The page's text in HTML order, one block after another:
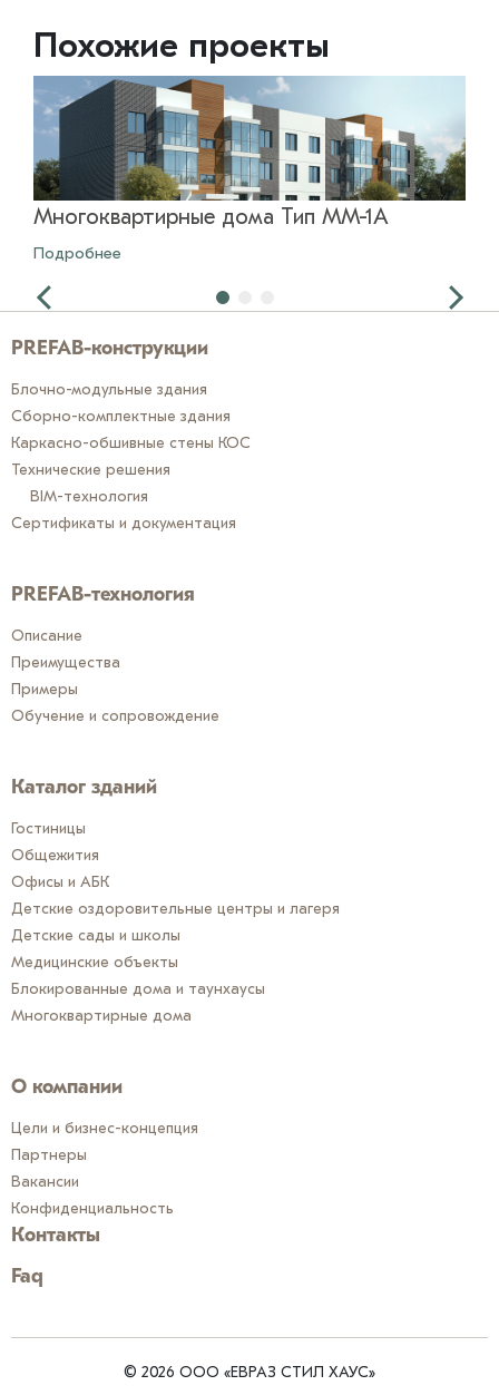
Похожие проекты
Многоквартирные дома Тип MM-1A
Подробнее
PREFAB-конструкции
Блочно-модульные здания
Сборно-комплектные здания
Каркасно-обшивные стены КОС
Технические решения
BIM-технология
Сертификаты и документация
PREFAB-технология
Описание
Преимущества
Примеры
Обучение и сопровождение
Каталог зданий
Гостиницы
Общежития
Офисы и АБК
Детские оздоровительные центры и лагеря
Детские сады и школы
Медицинские объекты
Блокированные дома и таунхаусы
Многоквартирные дома
О компании
Цели и бизнес-концепция
Партнеры
Вакансии
Конфиденциальность
Контакты
Faq
© 2026 ООО «ЕВРАЗ СТИЛ ХАУС»